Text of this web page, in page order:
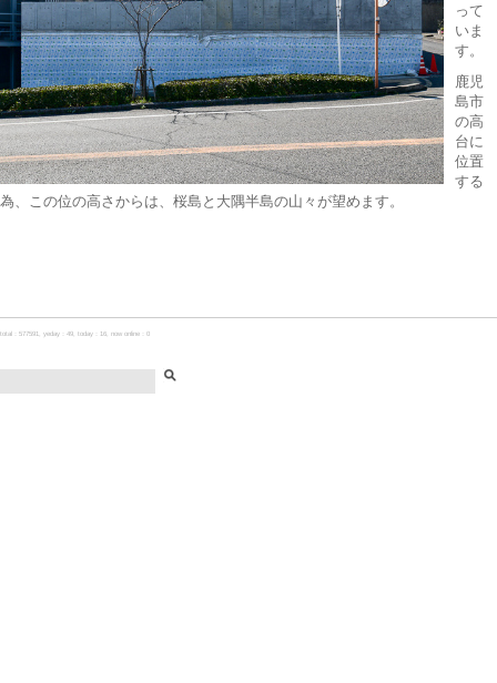
って
いま
す。
鹿児
島市
の高
台に
位置
する
為、この位の高さからは、桜島と大隅半島の山々が望めます。
total：577591, yeday：49, today：16, now online：0